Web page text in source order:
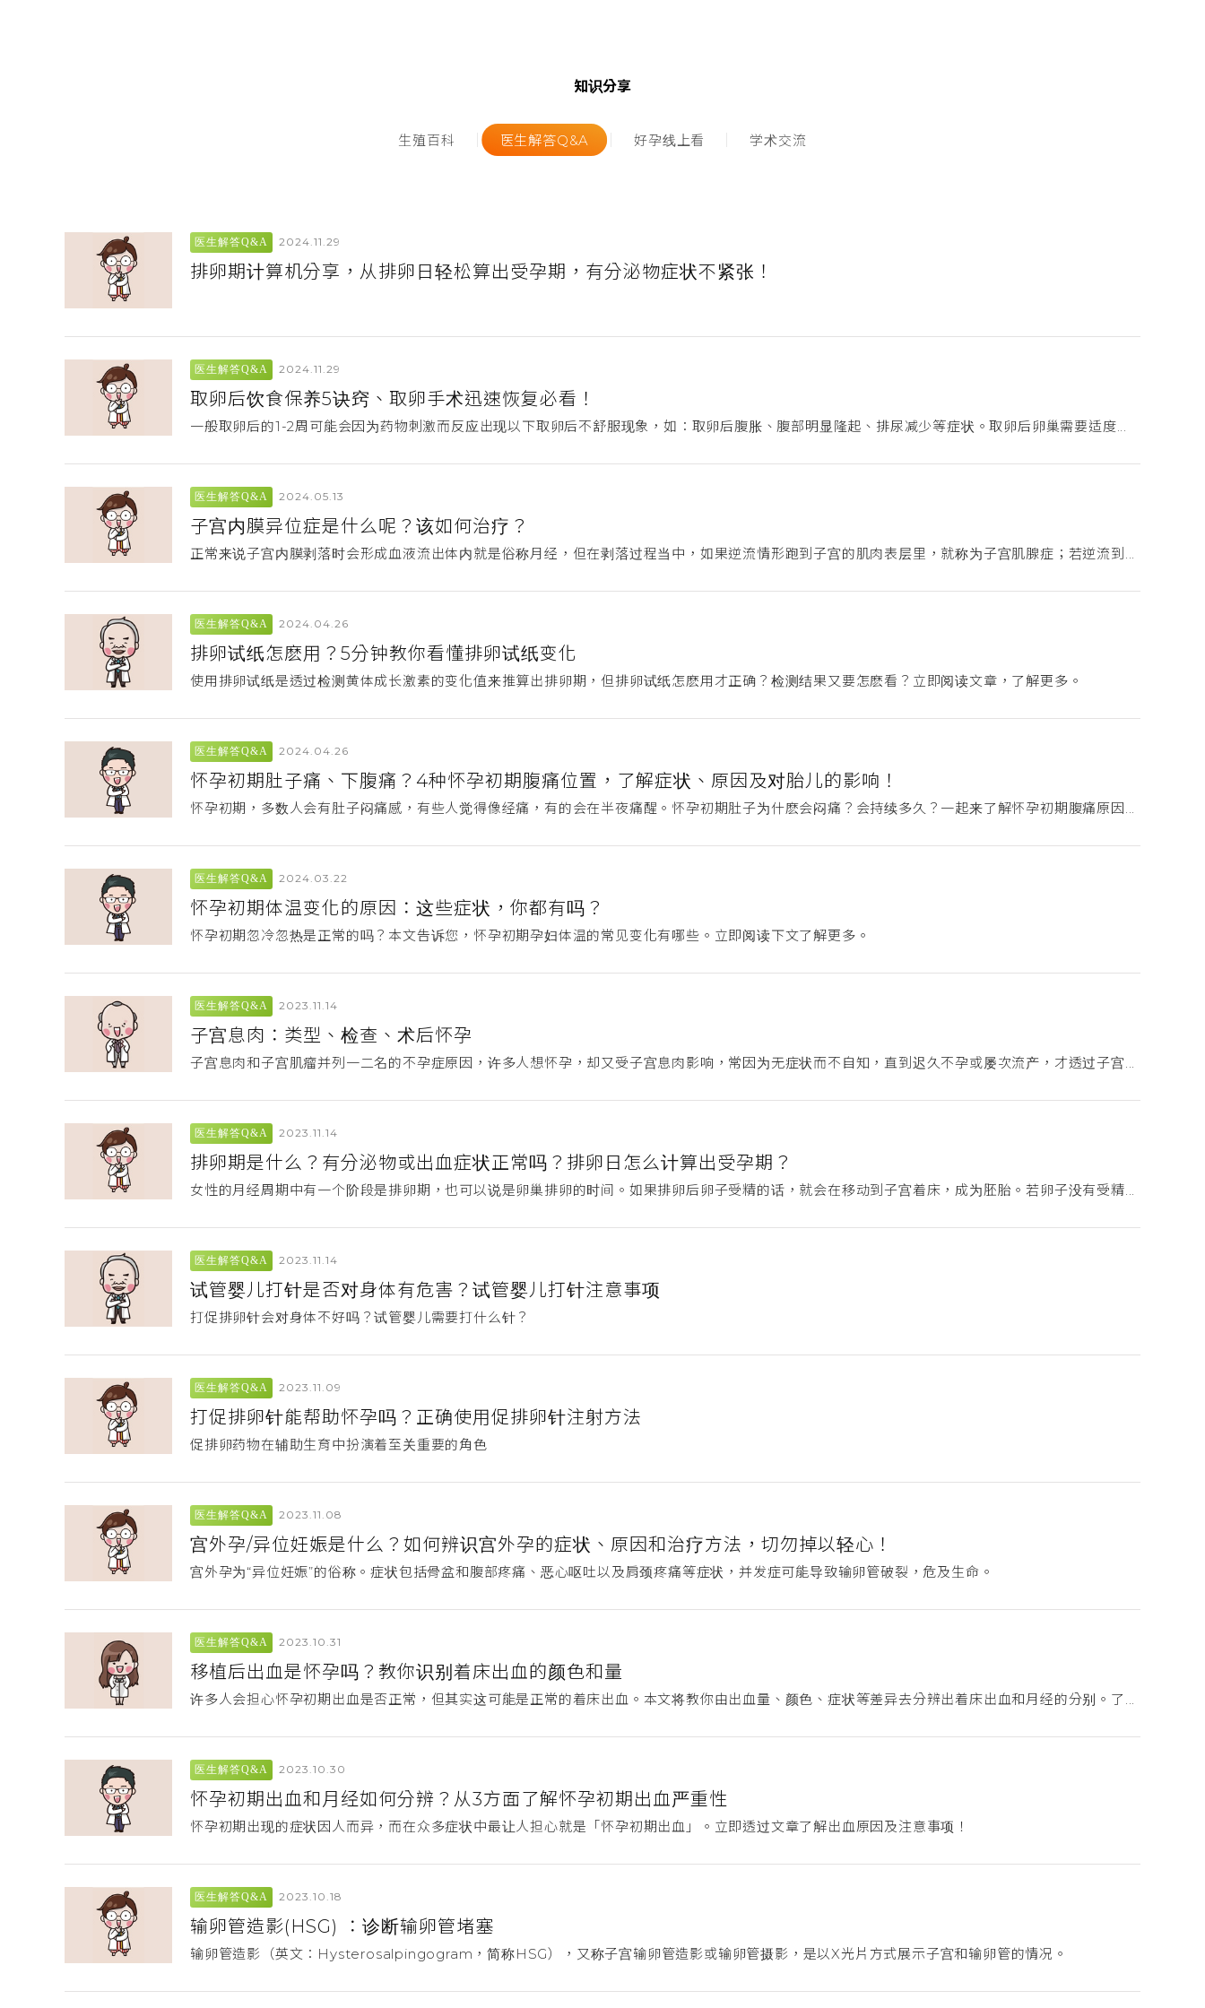
知识分享
生殖百科 医生解答Q&A 好孕线上看 学术交流
医生解答Q&A 2024.11.29
排卵期计算机分享，从排卵日轻松算出受孕期，有分泌物症状不紧张！
医生解答Q&A 2024.11.29
取卵后饮食保养5诀窍、取卵手术迅速恢复必看！
一般取卵后的1-2周可能会因为药物刺激而反应出现以下取卵后不舒服现象，如：取卵后腹胀、腹部明显隆起、排尿减少等症状。取卵后卵巢需要适度...
医生解答Q&A 2024.05.13
子宫内膜异位症是什么呢？该如何治疗？
正常来说子宫内膜剥落时会形成血液流出体内就是俗称月经，但在剥落过程当中，如果逆流情形跑到子宫的肌肉表层里，就称为子宫肌腺症；若逆流到...
医生解答Q&A 2024.04.26
排卵试纸怎麽用？5分钟教你看懂排卵试纸变化
使用排卵试纸是透过检测黄体成长激素的变化值来推算出排卵期，但排卵试纸怎麽用才正确？检测结果又要怎麽看？立即阅读文章，了解更多。
医生解答Q&A 2024.04.26
怀孕初期肚子痛、下腹痛？4种怀孕初期腹痛位置，了解症状、原因及对胎儿的影响！
怀孕初期，多数人会有肚子闷痛感，有些人觉得像经痛，有的会在半夜痛醒。怀孕初期肚子为什麽会闷痛？会持续多久？一起来了解怀孕初期腹痛原因...
医生解答Q&A 2024.03.22
怀孕初期体温变化的原因：这些症状，你都有吗？
怀孕初期忽冷忽热是正常的吗？本文告诉您，怀孕初期孕妇体温的常见变化有哪些。立即阅读下文了解更多。
医生解答Q&A 2023.11.14
子宫息肉：类型、检查、术后怀孕
子宫息肉和子宫肌瘤并列一二名的不孕症原因，许多人想怀孕，却又受子宫息肉影响，常因为无症状而不自知，直到迟久不孕或屡次流产，才透过子宫...
医生解答Q&A 2023.11.14
排卵期是什么？有分泌物或出血症状正常吗？排卵日怎么计算出受孕期？
女性的月经周期中有一个阶段是排卵期，也可以说是卵巢排卵的时间。如果排卵后卵子受精的话，就会在移动到子宫着床，成为胚胎。若卵子没有受精...
医生解答Q&A 2023.11.14
试管婴儿打针是否对身体有危害？试管婴儿打针注意事项
打促排卵针会对身体不好吗？试管婴儿需要打什么针？
医生解答Q&A 2023.11.09
打促排卵针能帮助怀孕吗？正确使用促排卵针注射方法
促排卵药物在辅助生育中扮演着至关重要的角色
医生解答Q&A 2023.11.08
宫外孕/异位妊娠是什么？如何辨识宫外孕的症状、原因和治疗方法，切勿掉以轻心！
宫外孕为“异位妊娠”的俗称。症状包括骨盆和腹部疼痛、恶心呕吐以及肩颈疼痛等症状，并发症可能导致输卵管破裂，危及生命。
医生解答Q&A 2023.10.31
移植后出血是怀孕吗？教你识别着床出血的颜色和量
许多人会担心怀孕初期出血是否正常，但其实这可能是正常的着床出血。本文将教你由出血量、颜色、症状等差异去分辨出着床出血和月经的分别。了...
医生解答Q&A 2023.10.30
怀孕初期出血和月经如何分辨？从3方面了解怀孕初期出血严重性
怀孕初期出现的症状因人而异，而在众多症状中最让人担心就是「怀孕初期出血」。立即透过文章了解出血原因及注意事项！
医生解答Q&A 2023.10.18
输卵管造影(HSG) ：诊断输卵管堵塞
输卵管造影（英文：Hysterosalpingogram，简称HSG），又称子宫输卵管造影或输卵管摄影，是以X光片方式展示子宫和输卵管的情况。